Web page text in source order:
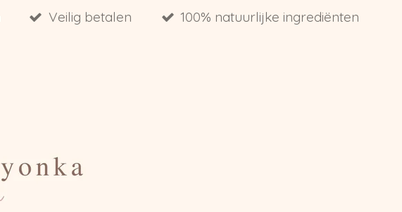
Veilig betalen 100% natuurlijke ingrediënten